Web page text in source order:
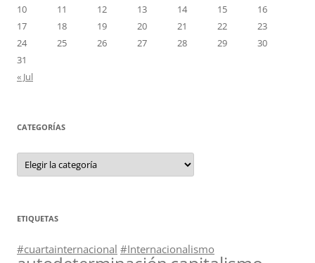
10
11 12 13 14 15
16
17
18 19 20 21 22
23
24
25 26 27 28 29
30
31
« Jul
CATEGORÍAS
Categorías
ETIQUETAS
#cuartainternacional #Internacionalismo